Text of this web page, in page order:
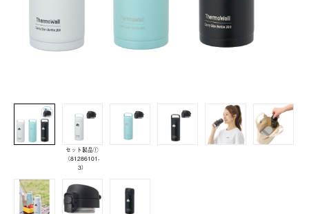
セット製品①
（81286101-
3）